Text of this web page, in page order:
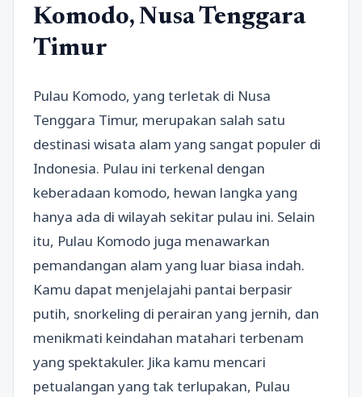
Komodo, Nusa Tenggara
Timur
Pulau Komodo, yang terletak di Nusa
Tenggara Timur, merupakan salah satu
destinasi wisata alam yang sangat populer di
Indonesia. Pulau ini terkenal dengan
keberadaan komodo, hewan langka yang
hanya ada di wilayah sekitar pulau ini. Selain
itu, Pulau Komodo juga menawarkan
pemandangan alam yang luar biasa indah.
Kamu dapat menjelajahi pantai berpasir
putih, snorkeling di perairan yang jernih, dan
menikmati keindahan matahari terbenam
yang spektakuler. Jika kamu mencari
petualangan yang tak terlupakan, Pulau